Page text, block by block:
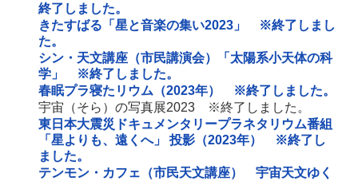
終了しました。
きたすばる「星と音楽の集い2023」 ※終了しまし
た。
シン・天文講座（市民講演会）「太陽系小天体の科
学」 ※終了しました。
春眠プラ寝たリウム（2023年） ※終了しました。
宇宙（そら）の写真展2023 ※終了しました。
東日本大震災ドキュメンタリープラネタリウム番組
「星よりも、遠くへ」 投影（2023年） ※終了し
ました。
テンモン・カフェ（市民天文講座） 宇宙天文ゆく